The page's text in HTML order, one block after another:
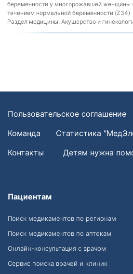
беременности у многорожавшей женщины
течением нормальной беременности (Z34)
Раздел медицины: Акушерство и
Пользовательское соглашение
Команда
Статистика
Контакты
Детям нужна
Пациентам
Поиск медикаментов по регионам
Поиск медикаментов по аптекам
Онлайн-консультация с врачом
Сервис поиска врачей и клиник